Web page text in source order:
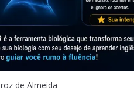
de Almeida